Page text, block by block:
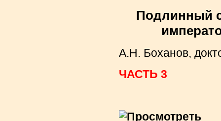
Подлинный
А.Н. Боханов,
ЧАСТЬ 3